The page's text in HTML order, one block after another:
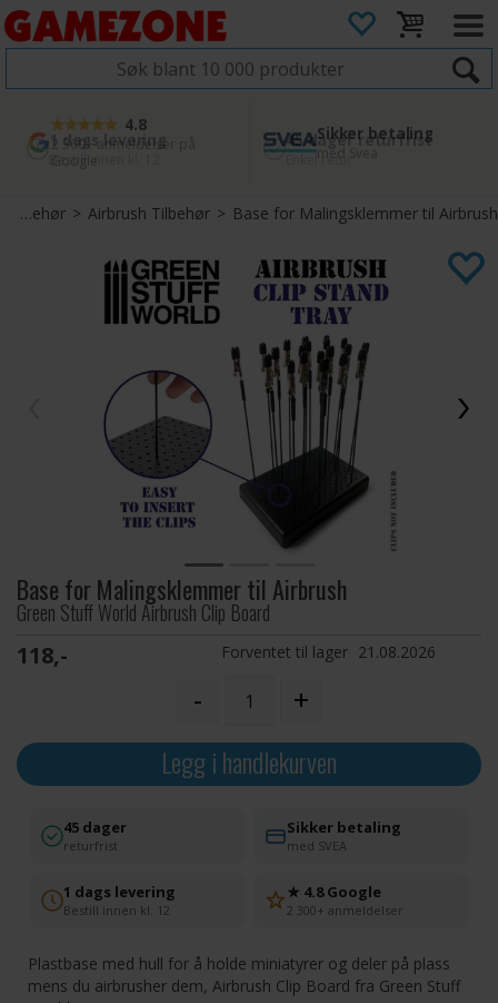
4.8
2 300+ anmeldelser på
Google
Sikker betaling
med Svea
1 dags levering
Bestill innen kl. 12
45 dager returfrist
Enkel retur
Airbrush Tilbehør>Airbrush Tilbehør> Base for Malingsklemmer til Airbrush
Base for Malingsklemmer til Airbrush
Green Stuff World Airbrush Clip Board
118,- Forventet til lager 21.08.2026
- +
Legg i handlekurven
45 dager
returfrist
Sikker betaling
med SVEA
1 dags levering
Bestill innen kl. 12
★ 4.8 Google
2 300+ anmeldelser
Plastbase med hull for å holde miniatyrer og deler på plass
mens du airbrusher dem, Airbrush Clip Board fra Green Stuff